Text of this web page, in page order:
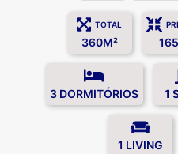
TOTAL
360M²
3 DORMITÓRIOS 1
1 LIVING